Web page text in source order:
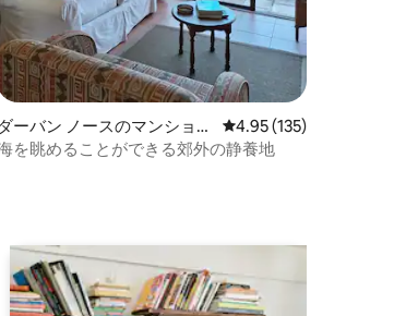
ダーバン ノースのマンショ
・アパート
レビュー135件、5つ
4.95 (135)
を眺めることができる郊外の静養地